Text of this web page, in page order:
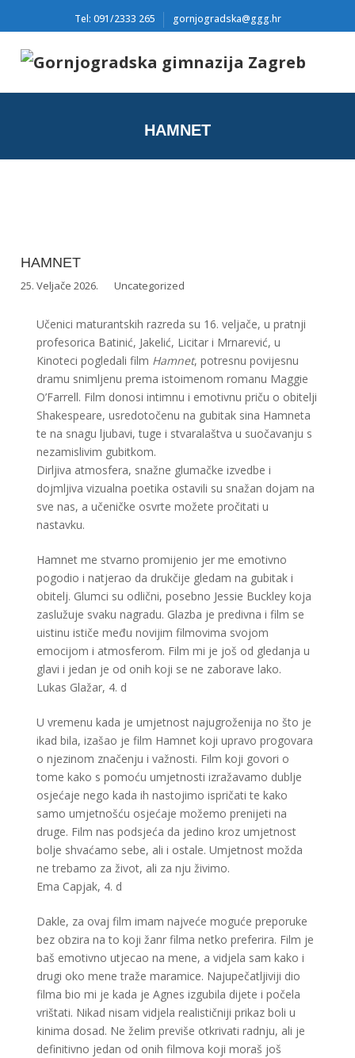
Tel: 091/2333 265 gornjogradska@ggg.hr
HAMNET
HAMNET
25. Veljače 2026. Uncategorized
Učenici maturantskih razreda su 16. veljače, u pratnji
profesorica Batinić, Jakelić, Licitar i Mrnarević, u
Kinoteci pogledali film Hamnet, potresnu povijesnu
dramu snimljenu prema istoimenom romanu Maggie
O’Farrell. Film donosi intimnu i emotivnu priču o obitelji
Shakespeare, usredotočenu na gubitak sina Hamneta
te na snagu ljubavi, tuge i stvaralaštva u suočavanju s
nezamislivim gubitkom.
Dirljiva atmosfera, snažne glumačke izvedbe i
dojmljiva vizualna poetika ostavili su snažan dojam na
sve nas, a učeničke osvrte možete pročitati u
nastavku.
Hamnet me stvarno promijenio jer me emotivno
pogodio i natjerao da drukčije gledam na gubitak i
obitelj. Glumci su odlični, posebno Jessie Buckley koja
zaslužuje svaku nagradu. Glazba je predivna i film se
uistinu ističe među novijim filmovima svojom
emocijom i atmosferom. Film mi je još od gledanja u
glavi i jedan je od onih koji se ne zaborave lako.
Lukas Glažar, 4. d
U vremenu kada je umjetnost najugroženija no što je
ikad bila, izašao je film Hamnet koji upravo progovara
o njezinom značenju i važnosti. Film koji govori o
tome kako s pomoću umjetnosti izražavamo dublje
osjećaje nego kada ih nastojimo ispričati te kako
samo umjetnošću osjećaje možemo prenijeti na
druge. Film nas podsjeća da jedino kroz umjetnost
bolje shvaćamo sebe, ali i ostale. Umjetnost možda
ne trebamo za život, ali za nju živimo.
Ema Capjak, 4. d
Dakle, za ovaj film imam najveće moguće preporuke
bez obzira na to koji žanr filma netko preferira. Film je
baš emotivno utjecao na mene, a vidjela sam kako i
drugi oko mene traže maramice. Najupečatljiviji dio
filma bio mi je kada je Agnes izgubila dijete i počela
vrištati. Nikad nisam vidjela realističniji prikaz boli u
kinima dosad. Ne želim previše otkrivati radnju, ali je
definitivno jedan od onih filmova koji moraš još